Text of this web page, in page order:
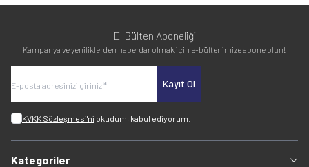
E-Bülten Aboneliği
Kampanya ve yeniliklerden haberdar olmak için e-bültenimize abone olun!
Kayıt Ol
KVKK Sözleşmesi'ni okudum, kabul ediyorum.
Kategoriler